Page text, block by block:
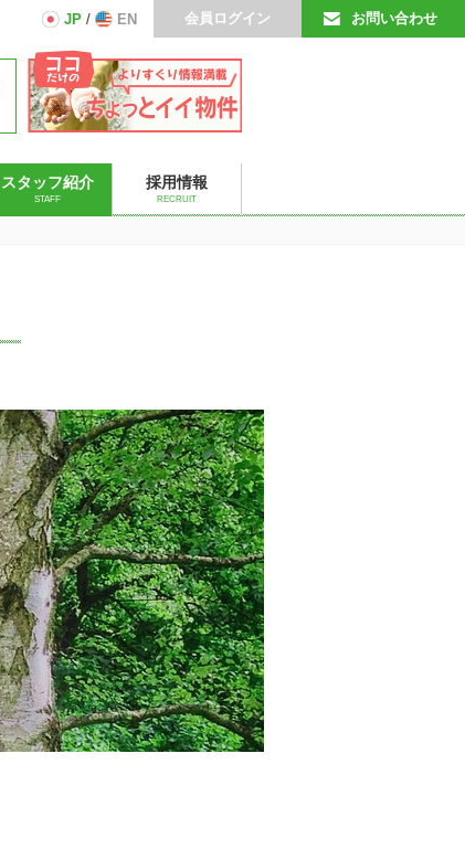
お問い合わせ
会員ログイン
JP / EN
スタッフ紹介
STAFF
採用情報
RECRUIT